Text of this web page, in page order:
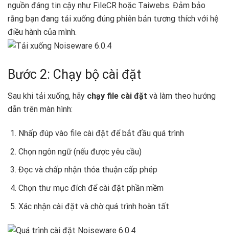
nguồn đáng tin cậy như FileCR hoặc Taiwebs. Đảm bảo
rằng bạn đang tải xuống đúng phiên bản tương thích với hệ
điều hành của mình.
Bước 2: Chạy bộ cài đặt
Sau khi tải xuống, hãy chạy file cài đặt và làm theo hướng
dẫn trên màn hình:
Nhấp đúp vào file cài đặt để bắt đầu quá trình
Chọn ngôn ngữ (nếu được yêu cầu)
Đọc và chấp nhận thỏa thuận cấp phép
Chọn thư mục đích để cài đặt phần mềm
Xác nhận cài đặt và chờ quá trình hoàn tất